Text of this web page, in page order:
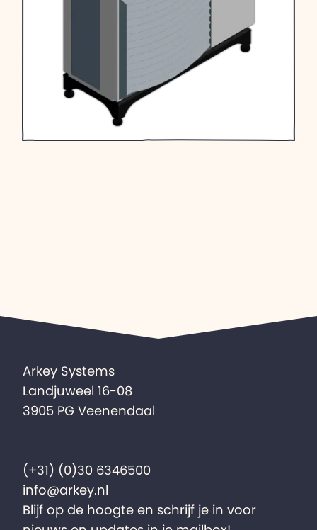
Arkey Systems
Landjuweel 16-08
3905 PG Veenendaal
(+31) (0)30 6346500
info@arkey.nl
Blijf op de hoogte en schrijf je in voor